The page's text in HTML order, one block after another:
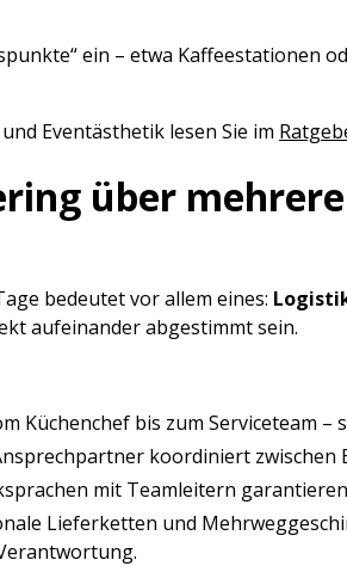
ein – etwa Kaffeestationen
Eventästhetik lesen Sie im
über
bedeutet vor allem eines:
aufeinander abgestimmt sein.
Küchenchef bis zum Serviceteam
koordiniert zwischen
mit Teamleitern
Lieferketten und